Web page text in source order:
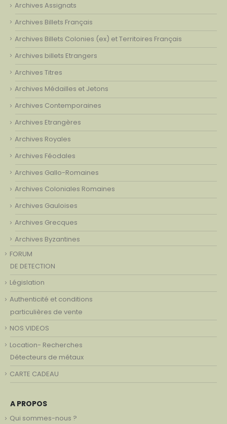
Archives Assignats
Archives Billets Français
Archives Billets Colonies (ex) et Territoires Français
Archives billets Etrangers
Archives Titres
Archives Médailles et Jetons
Archives Contemporaines
Archives Etrangères
Archives Royales
Archives Féodales
Archives Gallo-Romaines
Archives Coloniales Romaines
Archives Gauloises
Archives Grecques
Archives Byzantines
FORUM
DE DETECTION
Législation
Authenticité et conditions
particulières de vente
NOS VIDEOS
Location- Recherches
Détecteurs de métaux
CARTE CADEAU
A PROPOS
Qui sommes-nous ?